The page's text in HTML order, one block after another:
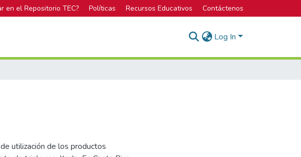
en el Repositorio TEC? Políticas Recursos Educativos Contáctenos
Log In
utilización de los productos